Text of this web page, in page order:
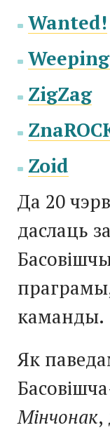
Wanted!
ZigZag
Zoid
Да 20
даслаць
каманды.
Як
Мінчонак,